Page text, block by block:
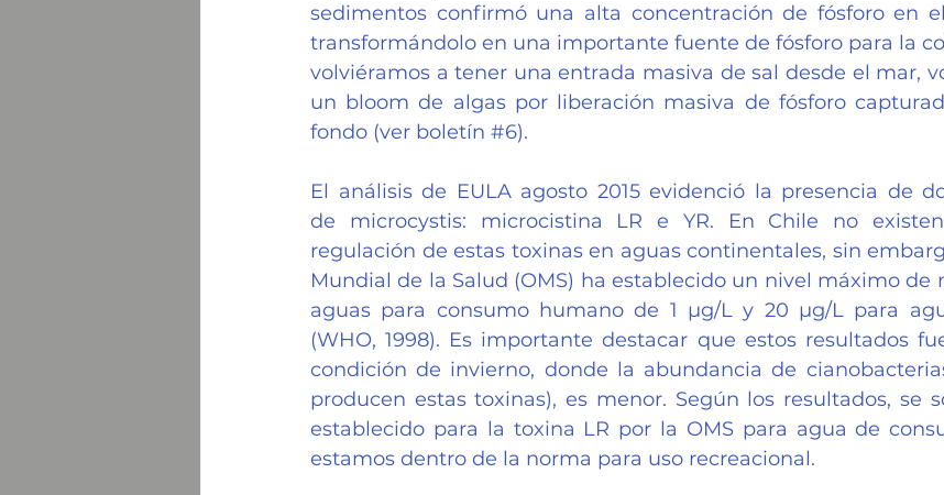
sedimentos confirmó una alta concentración de fósforo en
transformándolo en una importante fuente de fósforo para la
volviéramos a tener una entrada masiva de sal desde el mar,
un bloom de algas por liberación masiva de fósforo
fondo (ver boletín #6).
El análisis de EULA agosto 2015 evidenció la presencia de
de microcystis: microcistina LR e YR. En Chile no
regulación de estas toxinas en aguas continentales, sin
Mundial de la Salud (OMS) ha establecido un nivel máximo de
aguas para consumo humano de 1 μg/L y 20 μg/L para
(WHO, 1998). Es importante destacar que estos resultados
condición de invierno, donde la abundancia de
producen estas toxinas), es menor. Según los resultados, se
establecido para la toxina LR por la OMS para agua de
estamos dentro de la norma para uso recreacional.